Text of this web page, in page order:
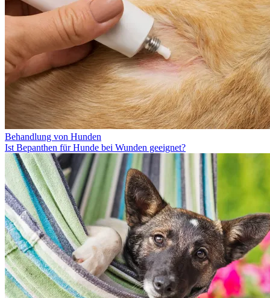
Behandlung von Hunden
Ist Bepanthen für Hunde bei Wunden geeignet?